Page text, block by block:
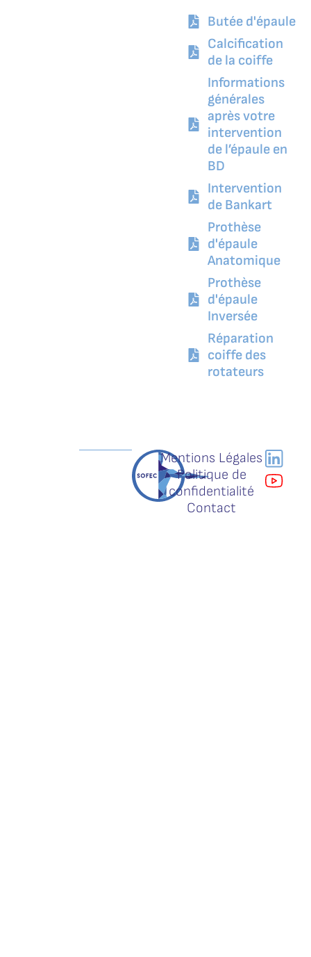
Butée d'épaule
Calcification
de la coiffe
Informations
générales
après votre
intervention
de l’épaule en
BD
Intervention
de Bankart
Prothèse
d'épaule
Anatomique
Prothèse
d'épaule
Inversée
Réparation
coiffe des
rotateurs
Mentions Légales
Politique de
confidentialité
Contact